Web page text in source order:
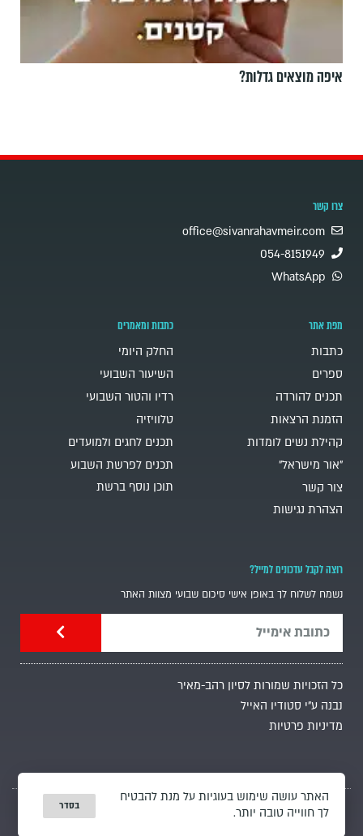
איפה מוצאים גדלות?
צרו קשר
office@sivanrahavmeir.com
054-8151949
WhatsApp
מפת אתר
כתבות
ספרים
תכנים להורדה
הזמנת הרצאות
קהילת נשים לומדות
"אור מישראל"
צור קשר
הצהרת נגישות
כתבות ומאמרים
החלק היומי
השיעור השבועי
רדיו והטור השבועי
טלוויזיה
תכנים לחגים ולמועדים
תכנים לפרשת השבוע
תוכן נוסף ברשת
רוצה לקבל עדכונים למייל?
נשמח לשלוח לך באופן אישי סיכום שבועי מצוות האתר
כל הזכויות שמורות לסיון רהב-מאיר
נבנה ע"י סטודיו האייל
מדיניות פרטיות
האתר עושה שימוש בעוגיות על מנת להבטיח
לך חווייה טובה יותר.
בסדר